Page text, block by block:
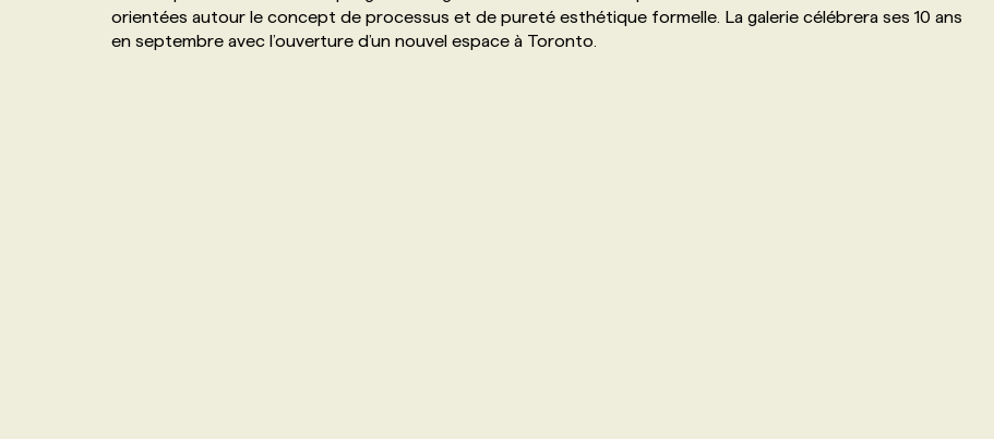
NOS TARIFS
ANNONCEZ AVEC NOUS
orientées autour le concept de processus et de pureté esthétique formelle. La galerie célébrera ses 10 ans
en septembre avec l’ouverture d’un nouvel espace à Toronto.